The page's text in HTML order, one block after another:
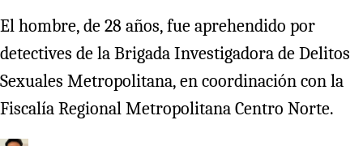
El hombre, de 28 años, fue aprehendido por
detectives de la Brigada Investigadora de Delitos
Sexuales Metropolitana, en coordinación con la
Fiscalía Regional Metropolitana Centro Norte.